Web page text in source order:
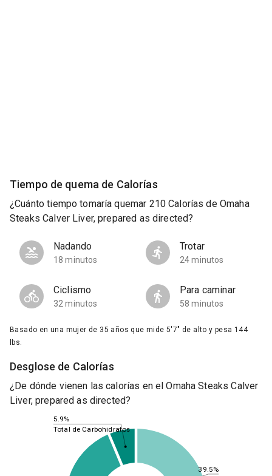
Tiempo de quema de Calorías
¿Cuánto tiempo tomaría quemar 210 Calorías de Omaha
Steaks Calver Liver, prepared as directed?
Nadando
18 minutos
Trotar
24 minutos
Ciclismo
32 minutos
Para caminar
58 minutos
Basado en una mujer de 35 años que mide 5'7" de alto y pesa 144
lbs.
Desglose de Calorías
¿De dónde vienen las calorías en el Omaha Steaks Calver
Liver, prepared as directed?
39.5%
5.9%
Total de Carbohidratos